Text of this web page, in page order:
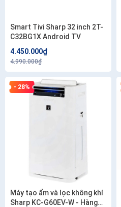
Smart Tivi Sharp 32 inch 2T-
C32BG1X Android TV
4.450.000₫
4.990.000₫
- 28%
Máy tạo ẩm và lọc không khí
Sharp KC-G60EV-W - Hàng